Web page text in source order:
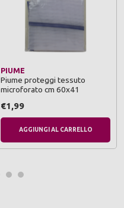
PIUME
Piume proteggi tessuto
microforato cm 60x41
€1,99
AGGIUNGI AL CARRELLO